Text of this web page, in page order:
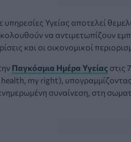
Υγείας αποτελεί
να αντιμετωπίζουν
και οι οικονομικοί
Παγκόσμια Ημέρα Υγείας στις
my right),
συναίνεση, στη